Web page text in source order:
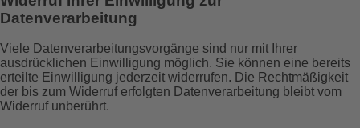
Datenverarbeitung
Viele Datenverarbeitungsvorgänge sind nur mit Ihrer
ausdrücklichen Einwilligung möglich. Sie können eine bereits
erteilte Einwilligung jederzeit widerrufen. Die Rechtmäßigkeit
der bis zum Widerruf erfolgten Datenverarbeitung bleibt vom
Widerruf unberührt.